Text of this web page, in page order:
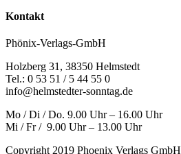
Kontakt
Phönix-Verlags-GmbH
Holzberg 31, 38350 Helmstedt
Tel.: 0 53 51 / 5 44 55 0
info@helmstedter-sonntag.de
Mo / Di / Do. 9.00 Uhr – 16.00 Uhr
Mi / Fr / 9.00 Uhr – 13.00 Uhr
Copyright 2019 Phoenix Verlags GmbH